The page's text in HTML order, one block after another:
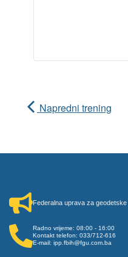
Napredni trening
Federalna uprava za
Radno vrijeme: 08:00 - 16:00
Kontakt telefon: 033/712-616
E-mail: ipp.fbih@fgu.com.ba